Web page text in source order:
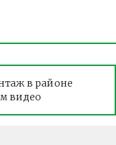
в районе
видео